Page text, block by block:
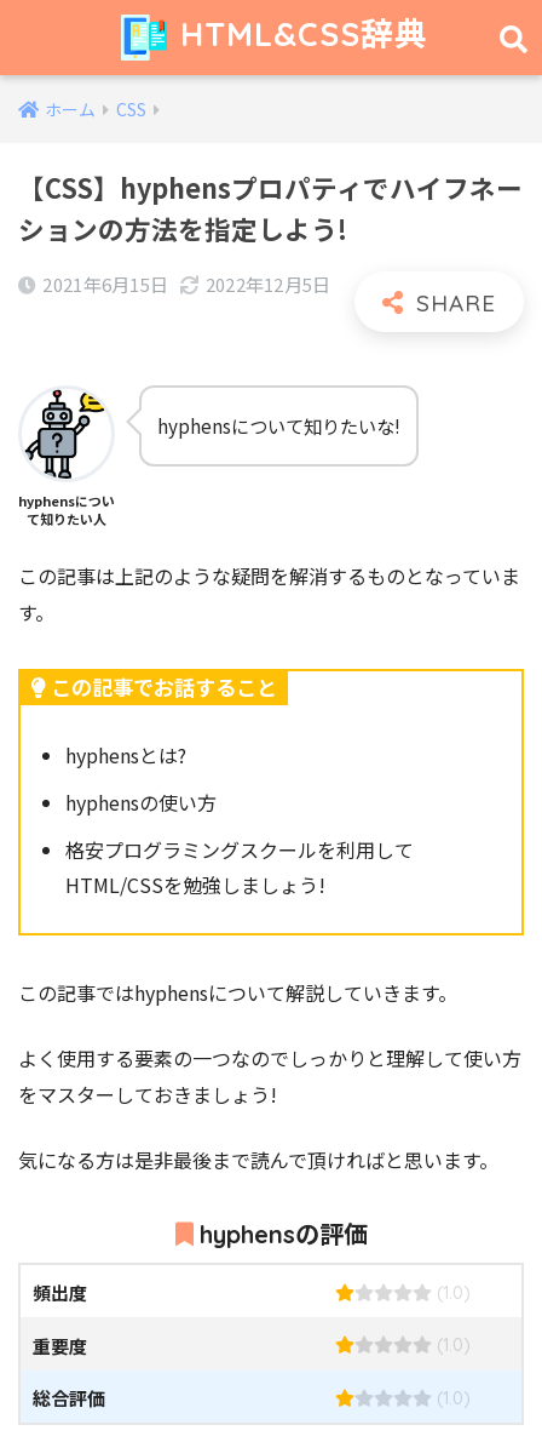
HTML&CSS辞典
ホーム CSS
【CSS】hyphensプロパティでハイフネー
ションの方法を指定しよう!
2021年6月15日 2022年12月5日
hyphensについ
て知りたい人
hyphensについて知りたいな!
この記事は上記のような疑問を解消するものとなっていま
す。
この記事でお話すること
hyphensとは?
hyphensの使い方
格安プログラミングスクールを利用して
HTML/CSSを勉強しましょう!
この記事ではhyphensについて解説していきます。
よく使用する要素の一つなのでしっかりと理解して使い方
をマスターしておきましょう!
気になる方は是非最後まで読んで頂ければと思います。
hyphensの評価
頻出度 (1.0)
重要度 (1.0)
総合評価 (1.0)